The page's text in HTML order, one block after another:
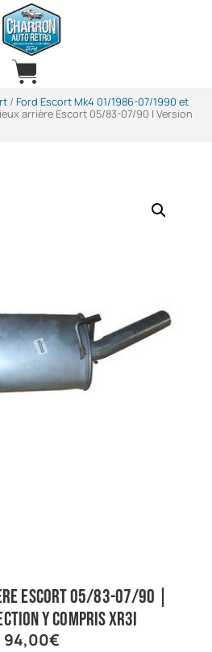
/ Ford Escort Mk4 01/1986-07/1990 et
arrière Escort 05/83-07/90 | Version
Escort 05/83-07/90 |
y compris XR3i
94,00€